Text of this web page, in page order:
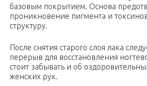
базовым покрытием. Основа
проникновение пигмента и
структуру.
После снятия старого слоя лака
перерыв для восстановления
стоит забывать и об
женских рук.